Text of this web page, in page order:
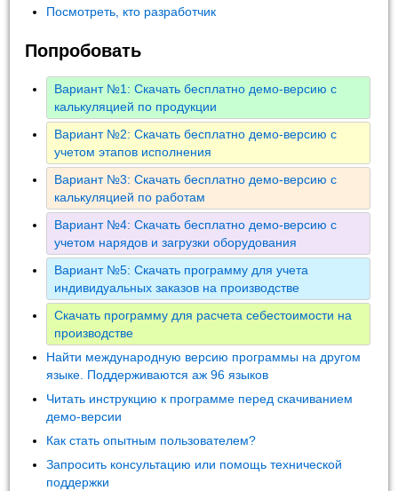
Посмотреть, кто разработчик
Попробовать
Вариант №1: Скачать бесплатно демо-версию с
калькуляцией по продукции
Вариант №2: Скачать бесплатно демо-версию с
учетом этапов исполнения
Вариант №3: Скачать бесплатно демо-версию с
калькуляцией по работам
Вариант №4: Скачать бесплатно демо-версию с
учетом нарядов и загрузки оборудования
Вариант №5: Скачать программу для учета
индивидуальных заказов на производстве
Скачать программу для расчета себестоимости на
производстве
Найти международную версию программы на другом
языке. Поддерживаются аж 96 языков
Читать инструкцию к программе перед скачиванием
демо-версии
Как стать опытным пользователем?
Запросить консультацию или помощь технической
поддержки